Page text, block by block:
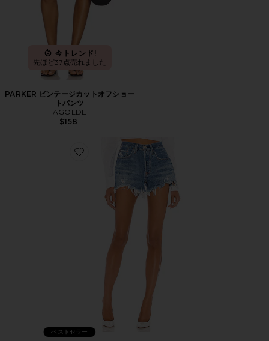
今トレンド!
先ほど37点売れました
PARKER ビンテージカットオフショー
トパンツ
AGOLDE
$158
Favorite 501 ORIGINAL デニムショートパンツ
ベストセラー